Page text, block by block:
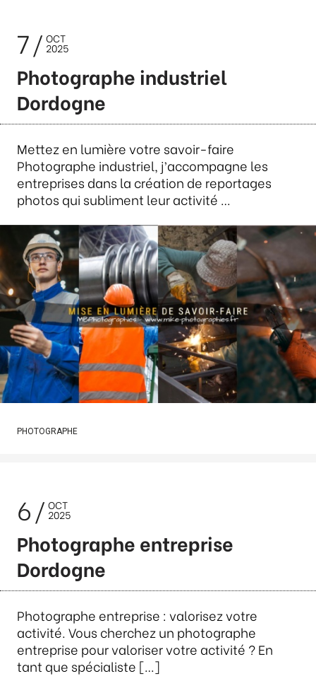
7 OCT
2025
Photographe industriel
Dordogne
Mettez en lumière votre savoir-faire
Photographe industriel, j’accompagne les
entreprises dans la création de reportages
photos qui subliment leur activité …
PHOTOGRAPHE
6 OCT
2025
Photographe entreprise
Dordogne
Photographe entreprise : valorisez votre
activité. Vous cherchez un photographe
entreprise pour valoriser votre activité ? En
tant que spécialiste […]